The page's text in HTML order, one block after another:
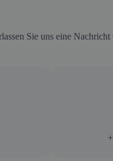
Sie uns eine